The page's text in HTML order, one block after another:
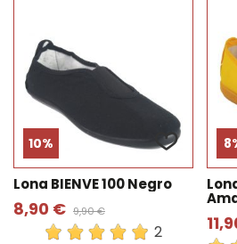
10%
Lona BIENVE 100 Negro
8,90 € 9,90 €
2